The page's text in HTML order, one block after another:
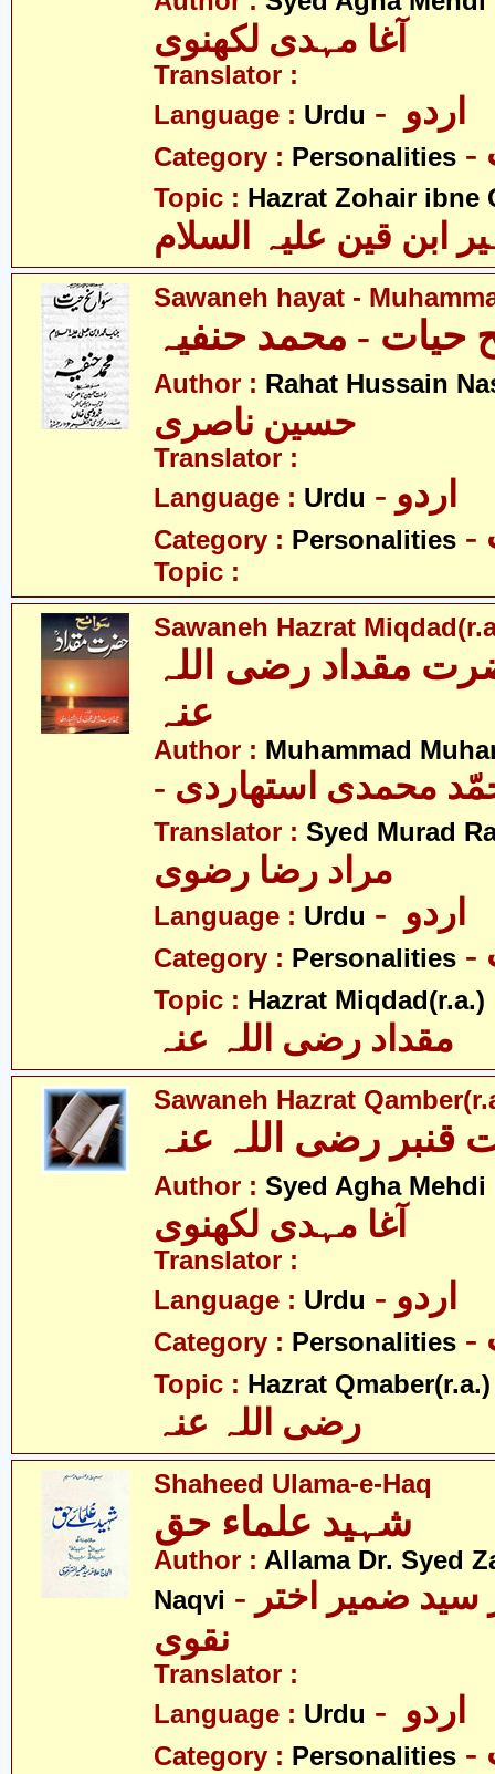
آغا مہدی لکھنوی
Translator :
Language : Urdu
Category : Personalities
Topic : Hazrat Zohair ibne
قین علیہ السلام
Sawaneh hayat -
حیات - محمد حنفیہ
Author : Rahat Hussain
حسین ناصری
Translator :
Language : Urdu - اردو
Category : Personalities
Topic :
Sawaneh Hazrat
مقداد رضی اللہ
عنہ
Author : Muhammad
محمدی استھاردی
Translator : Syed Murad
Language : Urdu
Category : Personalities
Topic : Hazrat Miqdad(r.a.)
مقداد رضی اللہ عنہ
Sawaneh Hazrat
رضی اللہ عنہ
Author : Syed Agha
آغا مہدی لکھنوی
Translator :
Language : Urdu - اردو
Category : Personalities
Topic : Hazrat Qmaber(r.a.)
رضی اللہ عنہ
Shaheed Ulama-e-Haq
Author : Allama Dr. Syed
Naqvi - علامہ ڈاکٹر سید ضمیر اختر
نقوی
Translator :
Language : Urdu
Category : Personalities